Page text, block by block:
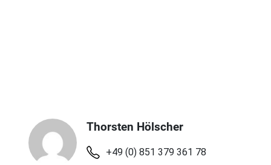
Thorsten Hölscher
+49 (0) 851 379 361 78